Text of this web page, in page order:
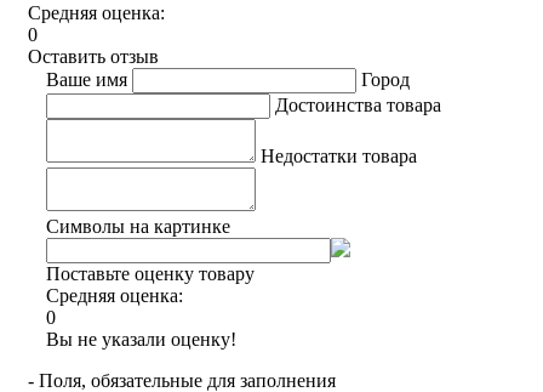
Средняя оценка:
0
Оставить отзыв
Ваше имя
Город
Достоинства товара
Недостатки товара
Символы на картинке
Поставьте оценку товару
Средняя оценка:
0
Вы не указали оценку!
- Поля, обязательные для заполнения